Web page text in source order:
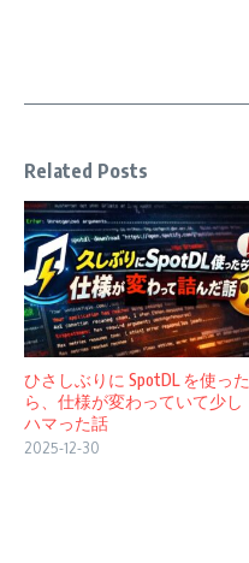
Related Posts
ひさしぶりに SpotDL を使った
ら、仕様が変わっていて少し
ハマった話
2025-12-30